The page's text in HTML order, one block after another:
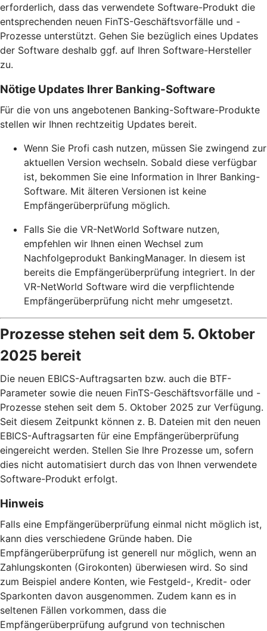
erforderlich, dass das verwendete Software-Produkt die
entsprechenden neuen FinTS-Geschäftsvorfälle und -
Prozesse unterstützt. Gehen Sie bezüglich eines Updates
der Software deshalb ggf. auf Ihren Software-Hersteller
zu.
Nötige Updates Ihrer Banking-Software
Für die von uns angebotenen Banking-Software-Produkte
stellen wir Ihnen rechtzeitig Updates bereit.
Wenn Sie Profi cash nutzen, müssen Sie zwingend zur
aktuellen Version wechseln. Sobald diese verfügbar
ist, bekommen Sie eine Information in Ihrer Banking-
Software. Mit älteren Versionen ist keine
Empfängerüberprüfung möglich.
Falls Sie die VR-NetWorld Software nutzen,
empfehlen wir Ihnen einen Wechsel zum
Nachfolgeprodukt BankingManager. In diesem ist
bereits die Empfängerüberprüfung integriert. In der
VR-NetWorld Software wird die verpflichtende
Empfängerüberprüfung nicht mehr umgesetzt.
Prozesse stehen seit dem 5. Oktober
2025 bereit
Die neuen EBICS-Auftragsarten bzw. auch die BTF-
Parameter sowie die neuen FinTS-Geschäftsvorfälle und -
Prozesse stehen seit dem 5. Oktober 2025 zur Verfügung.
Seit diesem Zeitpunkt können z. B. Dateien mit den neuen
EBICS-Auftragsarten für eine Empfängerüberprüfung
eingereicht werden. Stellen Sie Ihre Prozesse um, sofern
dies nicht automatisiert durch das von Ihnen verwendete
Software-Produkt erfolgt.
Hinweis
Falls eine Empfängerüberprüfung einmal nicht möglich ist,
kann dies verschiedene Gründe haben. Die
Empfängerüberprüfung ist generell nur möglich, wenn an
Zahlungskonten (Girokonten) überwiesen wird. So sind
zum Beispiel andere Konten, wie Festgeld-, Kredit- oder
Sparkonten davon ausgenommen. Zudem kann es in
seltenen Fällen vorkommen, dass die
Empfängerüberprüfung aufgrund von technischen